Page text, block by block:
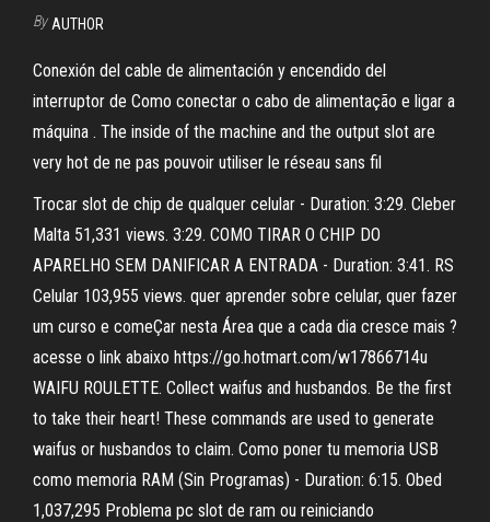
By AUTHOR
Conexión del cable de alimentación y encendido del
interruptor de Como conectar o cabo de alimentação e ligar a
máquina . The inside of the machine and the output slot are
very hot de ne pas pouvoir utiliser le réseau sans fil
Trocar slot de chip de qualquer celular - Duration: 3:29. Cleber
Malta 51,331 views. 3:29. COMO TIRAR O CHIP DO
APARELHO SEM DANIFICAR A ENTRADA - Duration: 3:41. RS
Celular 103,955 views. quer aprender sobre celular, quer fazer
um curso e comeÇar nesta Área que a cada dia cresce mais ?
acesse o link abaixo https://go.hotmart.com/w17866714u
WAIFU ROULETTE. Collect waifus and husbandos. Be the first
to take their heart! These commands are used to generate
waifus or husbandos to claim. Como poner tu memoria USB
como memoria RAM (Sin Programas) - Duration: 6:15. Obed
1,037,295 Problema pc slot de ram ou reiniciando